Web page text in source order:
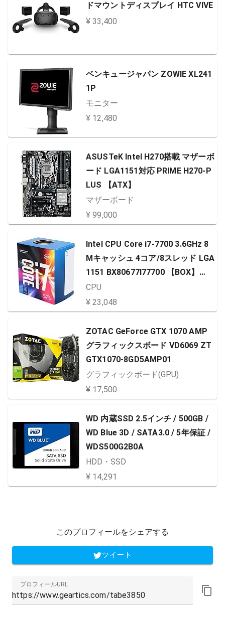
ドマウントディスプレイ HTC VIVE
¥ 33,400
ベンキュージャパン ZOWIE XL241
1P
モニター
¥ 12,480
ASUSTeK Intel H270搭載 マザーボ
ード LGA1151対応 PRIME H270-P
LUS 【ATX】
マザーボード
¥ 99,000
Intel CPU Core i7-7700 3.6GHz 8
Mキャッシュ 4コア/8スレッド LGA
1151 BX80677I77700 【BOX】
【日本正規流通品】
CPU
¥ 23,048
ZOTAC GeForce GTX 1070 AMP
グラフィックスボード VD6069 ZT
GTX1070-8GD5AMP01
グラフィックボード(GPU)
¥ 17,500
WD 内蔵SSD 2.5インチ / 500GB /
WD Blue 3D / SATA3.0 / 5年保証 /
WDS500G2B0A
HDD・SSD
¥ 14,291
このプロフィールをシェアする
ツイート
プロフィールURL